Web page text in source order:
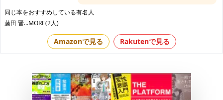
同じ本をおすすめしている有名人
藤田 晋...MORE(2人)
Amazonで見る Rakutenで見る